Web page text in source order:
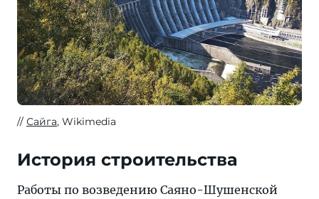
Сайга, Wikimedia
История строительства
Работы по возведению Саяно-Шушенской